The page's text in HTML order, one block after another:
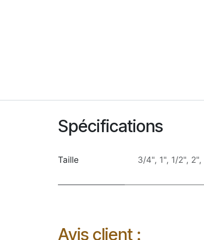
Spécifications
Taille 3/4", 1", 1/2", 2",
Avis client :